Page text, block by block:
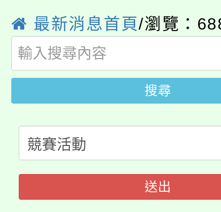
局官網。
8月14至27日，桃園電
開!
115年桃園市運動會8/
田徑場及游泳池舉行。
桃園市低收入戶享有免
視費優惠，中低收入戶
半價優惠，詳情可洽有
者。
大園自造教育及科技中
份教師增能研習
大溪自造教育及科技中
份教師研習
淨零綠生活教案入校路
115年食農教育專業人
最新消息首頁/瀏覽：
搜尋
送出